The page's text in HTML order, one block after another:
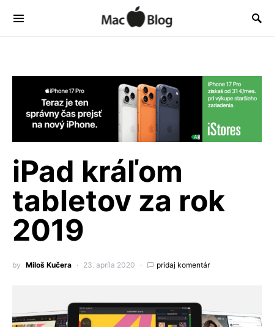
iPad kráľom
tabletov za rok
2019
by Miloš Kučera 23. apríla 2020 pridaj komentár